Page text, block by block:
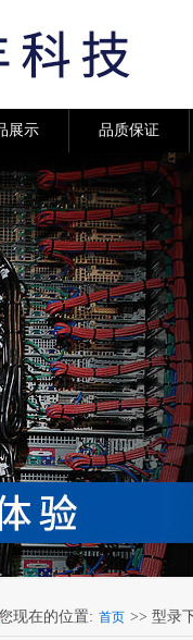
展示 品质保证
现在的位置: 首页 >> 型录